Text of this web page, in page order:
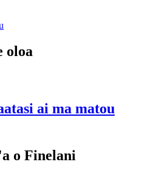
oloa
ai ma matou
o Finelani